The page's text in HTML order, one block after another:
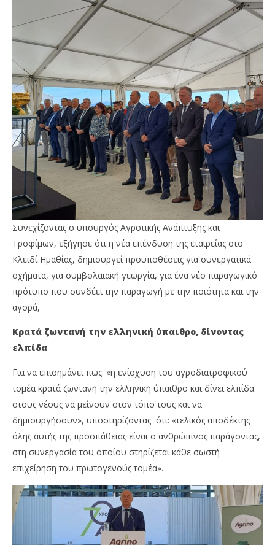
Συνεχίζοντας ο υπουργός Αγροτικής Ανάπτυξης και
Τροφίμων, εξήγησε ότι η νέα επένδυση της εταιρείας στο
Κλειδί Ημαθίας, δημιουργεί προϋποθέσεις για συνεργατικά
σχήματα, για συμβολαιακή γεωργία, για ένα νέο παραγωγικό
πρότυπο που συνδέει την παραγωγή με την ποιότητα και την
αγορά,
Κρατά ζωντανή την ελληνική ύπαιθρο, δίνοντας
ελπίδα
Για να επισημάνει πως: «η ενίσχυση του αγροδιατροφικού
τομέα κρατά ζωντανή την ελληνική ύπαιθρο και δίνει ελπίδα
στους νέους να μείνουν στον τόπο τους και να
δημιουργήσουν», υποστηρίζοντας ότι: «τελικός αποδέκτης
όλης αυτής της προσπάθειας είναι ο ανθρώπινος παράγοντας,
στη συνεργασία του οποίου στηρίζεται κάθε σωστή
επιχείρηση του πρωτογενούς τομέα».